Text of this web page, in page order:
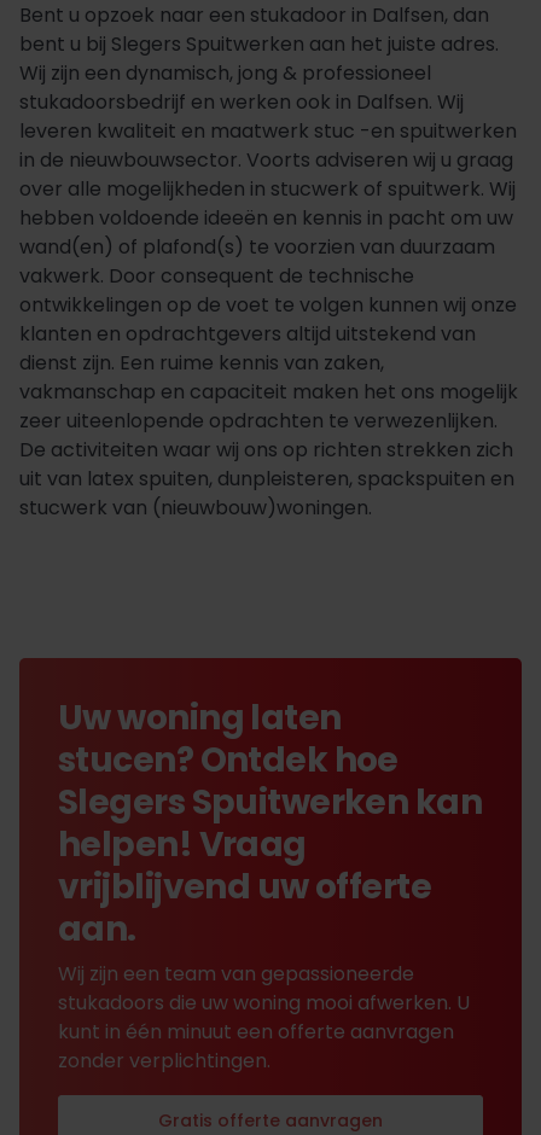
Bent u opzoek naar een stukadoor in Dalfsen, dan
bent u bij Slegers Spuitwerken aan het juiste adres.
Wij zijn een dynamisch, jong & professioneel
stukadoorsbedrijf en werken ook in Dalfsen. Wij
leveren kwaliteit en maatwerk stuc -en spuitwerken
in de nieuwbouwsector. Voorts adviseren wij u graag
over alle mogelijkheden in stucwerk of spuitwerk. Wij
hebben voldoende ideeën en kennis in pacht om uw
wand(en) of plafond(s) te voorzien van duurzaam
vakwerk. Door consequent de technische
ontwikkelingen op de voet te volgen kunnen wij onze
klanten en opdrachtgevers altijd uitstekend van
dienst zijn. Een ruime kennis van zaken,
vakmanschap en capaciteit maken het ons mogelijk
zeer uiteenlopende opdrachten te verwezenlijken.
De activiteiten waar wij ons op richten strekken zich
uit van latex spuiten, dunpleisteren, spackspuiten en
stucwerk van (nieuwbouw)woningen.
Uw woning laten
stucen? Ontdek hoe
Slegers Spuitwerken kan
helpen! Vraag
vrijblijvend uw offerte
aan.
Wij zijn een team van gepassioneerde
stukadoors die uw woning mooi afwerken. U
kunt in één minuut een offerte aanvragen
zonder verplichtingen.
Gratis offerte aanvragen